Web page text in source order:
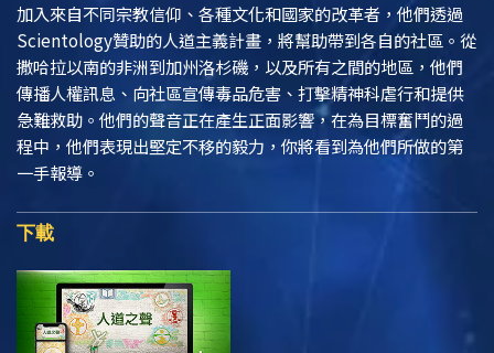
加入來自不同宗教信仰、各種文化和國家的改革者，他們透過
Scientology贊助的人道主義計畫，將幫助帶到各自的社區。從
撒哈拉以南的非洲到加州洛杉磯，以及所有之間的地區，他們
傳播人權訊息、向社區宣傳毒品危害、打擊精神科虐行和提供
急難救助。他們的聲音正在產生正面影響，在為目標奮鬥的過
程中，他們表現出堅定不移的毅力，你將看到為他們所做的第
一手報導。
下載